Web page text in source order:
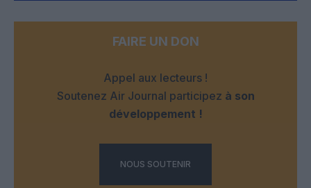
FAIRE UN DON
Appel aux lecteurs !
Soutenez Air Journal participez à son
développement !
NOUS SOUTENIR